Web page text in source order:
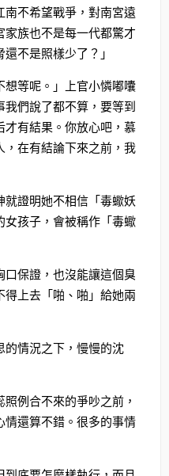
不希望戰爭，對南宮遠
家族也不是每一代都驚才
不是照樣少了？」
想等呢。」上官小憐嘟囔
們說了都不算，要等到
有結果。你放心吧，慕
在有結論下來之前，我
證明她不相信「毒蠍妖
孩子，會被稱作「毒蠍
保證，也沒能讓這個臭
得上去「啪、啪」給她兩
的情況之下，慢慢的沈
例合不來的爭吵之前，
情還算不錯。很多的事情